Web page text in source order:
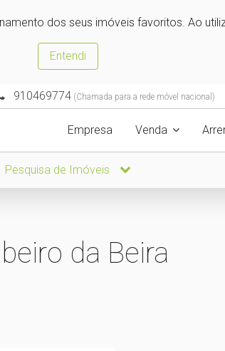
dos seus imóveis favoritos. Ao
Entendi
910469774(Chamada para a rede móvel nacional)
Empresa Venda
Pesquisa de Imóveis
da Beira